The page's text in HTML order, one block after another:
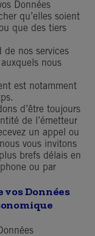
Données
qu’elles soient
que des tiers
de nos services
nous
est notamment
d’être toujours
de l’émetteur
un appel ou
vous invitons
brefs délais en
ou par
Données